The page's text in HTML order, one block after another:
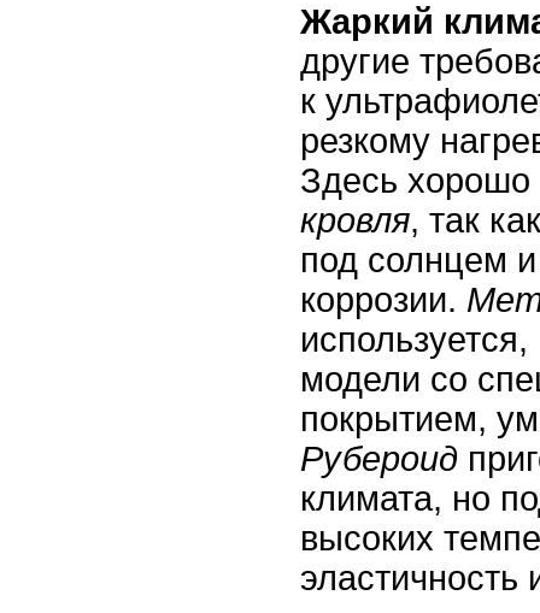
Жаркий
другие
к
резкому
Здесь
кровля, так
под солнцем
коррозии.
модели со
покрытием,
Рубероид
климата, но
высоких